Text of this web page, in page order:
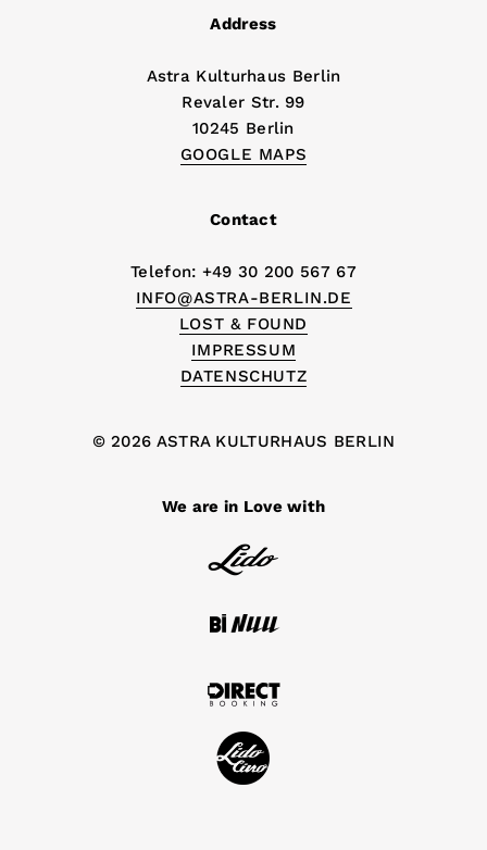
Address
Astra Kulturhaus Berlin
Revaler Str. 99
10245 Berlin
GOOGLE MAPS
Contact
Telefon: +49 30 200 567 67
INFO@ASTRA-BERLIN.DE
LOST & FOUND
IMPRESSUM
DATENSCHUTZ
© 2026 ASTRA KULTURHAUS BERLIN
We are in Love with